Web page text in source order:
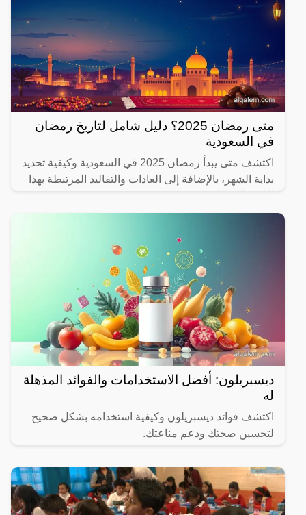
متى رمضان 2025؟ دليل شامل لتاريخ رمضان
في السعودية
اكتشف متى يبدأ رمضان 2025 في السعودية وكيفية تحديد
بداية الشهر، بالإضافة إلى العادات والتقاليد المرتبطة بهذا
ديسبريلون: أفضل الاستخدامات والفوائد المذهلة
له
اكتشف فوائد ديسبريلون وكيفية استخدامه بشكل صحيح
لتحسين صحتك ودعم مناعتك.